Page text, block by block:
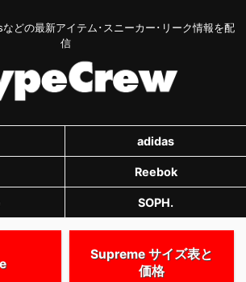
どの最新アイテム･スニーカー･リーク情報を配
信
adidas
Reebok
SOPH.
Supreme サイズ表と
価格